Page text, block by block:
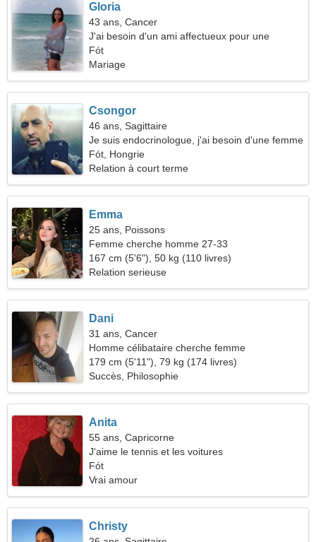
Gloria
43 ans, Cancer
J'ai besoin d'un ami affectueux pour une
promenade ensemble
Fót
Mariage
Csongor
46 ans, Sagittaire
Je suis endocrinologue, j'ai besoin d'une femme
extraordinaire
Fót, Hongrie
Relation à court terme
Emma
25 ans, Poissons
Femme cherche homme 27-33
167 cm (5'6"), 50 kg (110 livres)
Relation serieuse
Dani
31 ans, Cancer
Homme célibataire cherche femme
179 cm (5'11"), 79 kg (174 livres)
Succès, Philosophie
Anita
55 ans, Capricorne
J'aime le tennis et les voitures
Fót
Vrai amour
Christy